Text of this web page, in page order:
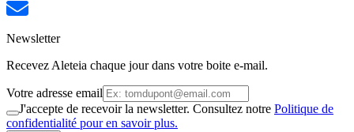
Newsletter
Recevez Aleteia chaque jour dans votre boite e-mail.
Votre adresse email
J'accepte de recevoir la newsletter. Consultez notre Politique de
confidentialité pour en savoir plus.